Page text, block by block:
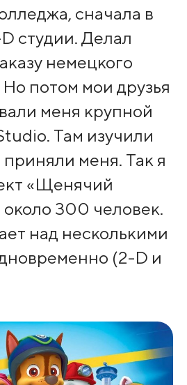
сначала в
студии. Делал
немецкого
потом мои друзья
меня крупной
Там изучили
меня. Так я
«Щенячий
около 300 человек.
над несколькими
(2-D и